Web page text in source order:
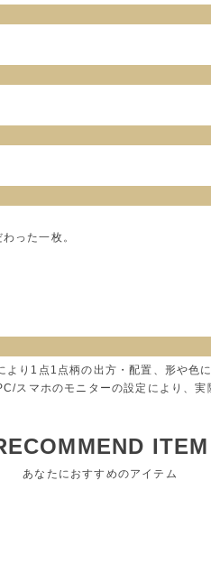
った一枚。
り1点1点柄の出方・配置、形や
スマホのモニターの設定により、
ITEM
あなたにおすすめのアイテム